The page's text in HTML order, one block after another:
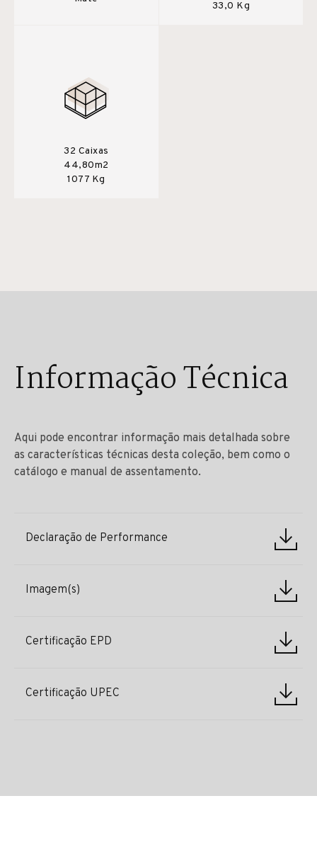
33,0 Kg
32 Caixas
44,80m2
1077 Kg
Informação Técnica
Aqui pode encontrar informação mais detalhada sobre
as características técnicas desta coleção, bem como o
catálogo e manual de assentamento.
Declaração de Performance
Imagem(s)
Certificação EPD
Certificação UPEC